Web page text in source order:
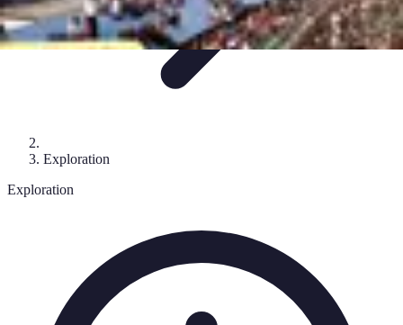
Exploration
Exploration